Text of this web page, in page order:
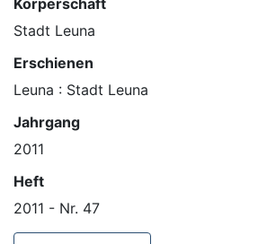
Körperschaft
Stadt Leuna
Erschienen
Leuna : Stadt Leuna
Jahrgang
2011
Heft
2011 - Nr. 47